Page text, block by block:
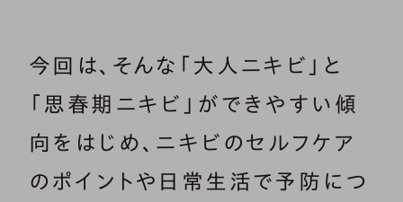
今回は、そんな「大人ニキビ」と
「思春期ニキビ」ができやすい傾
向をはじめ、ニキビのセルフケア
のポイントや日常生活で予防につ